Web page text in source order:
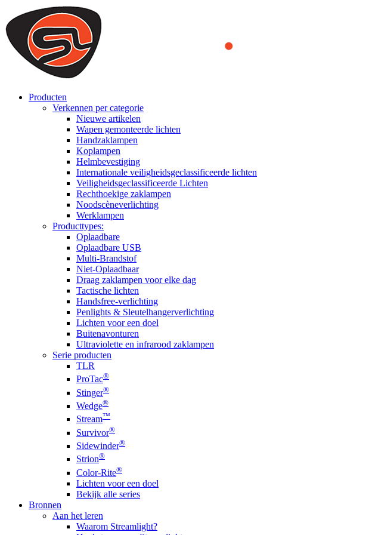
We use cookies to ensure that we provide you the best experience on our website. By
you a better experience. To learn more or to find out how you can disable cookies, you can
ACCEPT AND CLOSE
Producten
Verkennen per categorie
Nieuwe artikelen
Wapen gemonteerde lichten
Handzaklampen
Koplampen
Helmbevestiging
Internationale veiligheidsgeclassificeerde lichten
Veiligheidsgeclassificeerde Lichten
Rechthoekige zaklampen
Noodscèneverlichting
Werklampen
Producttypes:
Oplaadbare
Oplaadbare USB
Multi-Brandstof
Niet-Oplaadbaar
Draag zaklampen voor elke dag
Tactische lichten
Handsfree-verlichting
Penlights & Sleutelhangerverlichting
Lichten voor een doel
Buitenavonturen
Ultraviolette en infrarood zaklampen
Serie producten
TLR
ProTac®
Stinger®
Wedge®
Stream™
Survivor®
Sidewinder®
Strion®
Color-Rite®
Lichten voor een doel
Bekijk alle series
Bronnen
Aan het leren
Waarom Streamlight?